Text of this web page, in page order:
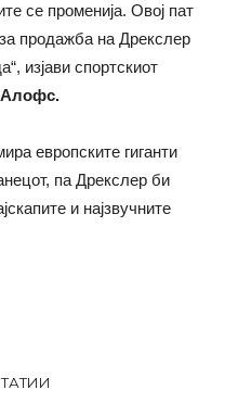
се променија. Овој пат
продажба на Дрекслер
изјави спортскиот
Алофс.
европските гиганти
па Дрекслер би
и најзвучните